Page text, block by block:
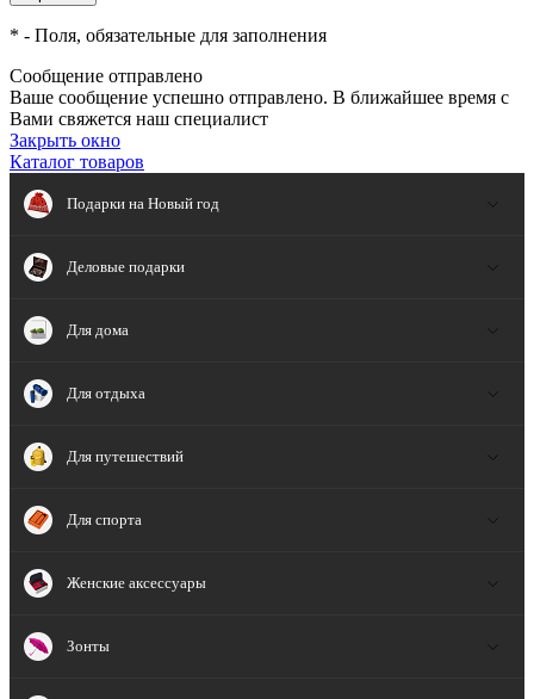
* - Поля, обязательные для заполнения
Сообщение отправлено
Ваше сообщение успешно отправлено. В ближайшее время с
Вами свяжется наш специалист
Закрыть окно
Каталог товаров
Подарки на Новый год
Деловые подарки
Для дома
Для отдыха
Для путешествий
Для спорта
Женские аксессуары
Зонты